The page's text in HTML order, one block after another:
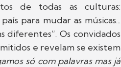
de todas as culturas:
para mudar as músicas...
diferentes”. Os convidados
e revelam se existem
só com palavras mas já